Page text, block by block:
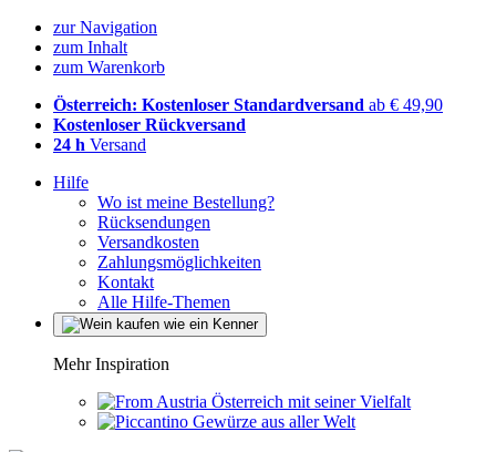
zur Navigation
zum Inhalt
zum Warenkorb
Österreich: Kostenloser Standardversand ab € 49,90
Kostenloser Rückversand
24 h Versand
Hilfe
Wo ist meine Bestellung?
Rücksendungen
Versandkosten
Zahlungsmöglichkeiten
Kontakt
Alle Hilfe-Themen
Mehr Inspiration
Österreich mit seiner Vielfalt
Gewürze aus aller Welt